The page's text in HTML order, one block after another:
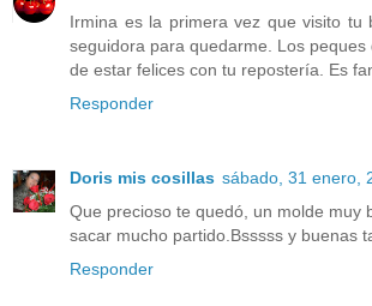
Irmina es la primera vez que visito tu
seguidora para quedarme. Los
de estar felices con tu repostería. Es
Responder
Doris mis cosillas sábado, 31 enero,
Que precioso te quedó, un molde muy
sacar mucho partido.Bsssss y buenas
Responder